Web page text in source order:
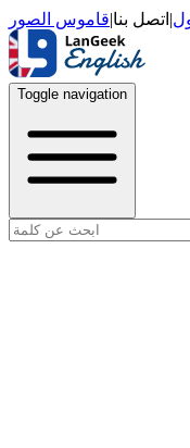
| اتصل بنا|قاموس الصور
Toggle navigation